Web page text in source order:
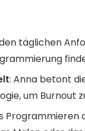
täglichen
: Anna betont
um Burnout